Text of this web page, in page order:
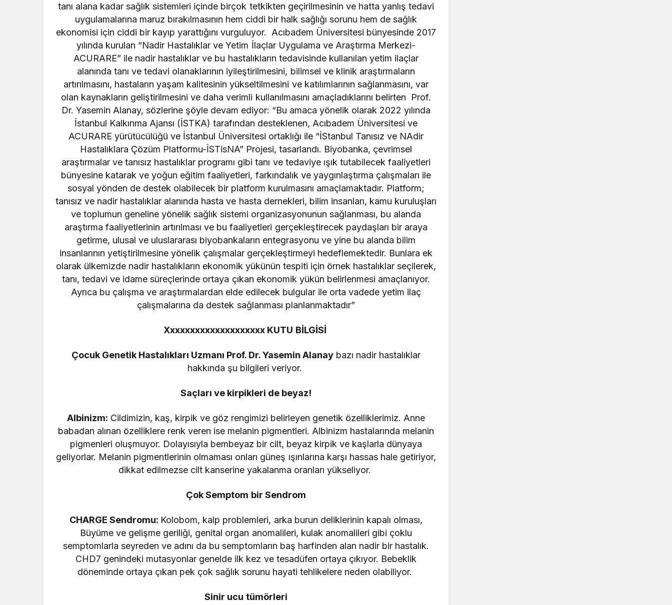
tanı alana kadar sağlık sistemleri içinde birçok tetkikten geçirilmesinin ve hatta yanlış tedavi
uygulamalarına maruz bırakılmasının hem ciddi bir halk sağlığı sorunu hem de sağlık
ekonomisi için ciddi bir kayıp yarattığını vurguluyor. Acıbadem Üniversitesi bünyesinde 2017
yılında kurulan “Nadir Hastalıklar ve Yetim İlaçlar Uygulama ve Araştırma Merkezi-
ACURARE” ile nadir hastalıklar ve bu hastalıkların tedavisinde kullanılan yetim ilaçlar
alanında tanı ve tedavi olanaklarının iyileştirilmesini, bilimsel ve klinik araştırmaların
artırılmasını, hastaların yaşam kalitesinin yükseltilmesini ve katılımlarının sağlanmasını, var
olan kaynakların geliştirilmesini ve daha verimli kullanılmasını amaçladıklarını belirten Prof.
Dr. Yasemin Alanay, sözlerine şöyle devam ediyor: “Bu amaca yönelik olarak 2022 yılında
İstanbul Kalkınma Ajansı (İSTKA) tarafından desteklenen, Acıbadem Üniversitesi ve
ACURARE yürütücülüğü ve İstanbul Üniversitesi ortaklığı ile “İStanbul Tanısız ve NAdir
Hastalıklara Çözüm Platformu-İSTisNA” Projesi, tasarlandı. Biyobanka, çevrimsel
araştırmalar ve tanısız hastalıklar programı gibi tanı ve tedaviye ışık tutabilecek faaliyetleri
bünyesine katarak ve yoğun eğitim faaliyetleri, farkındalık ve yaygınlaştırma çalışmaları ile
sosyal yönden de destek olabilecek bir platform kurulmasını amaçlamaktadır. Platform;
tanısız ve nadir hastalıklar alanında hasta ve hasta dernekleri, bilim insanları, kamu kuruluşları
ve toplumun geneline yönelik sağlık sistemi organizasyonunun sağlanması, bu alanda
araştırma faaliyetlerinin artırılması ve bu faaliyetleri gerçekleştirecek paydaşları bir araya
getirme, ulusal ve uluslararası biyobankaların entegrasyonu ve yine bu alanda bilim
insanlarının yetiştirilmesine yönelik çalışmalar gerçekleştirmeyi hedeflemektedir. Bunlara ek
olarak ülkemizde nadir hastalıkların ekonomik yükünün tespiti için örnek hastalıklar seçilerek,
tanı, tedavi ve idame süreçlerinde ortaya çıkan ekonomik yükün belirlenmesi amaçlanıyor.
Ayrıca bu çalışma ve araştırmalardan elde edilecek bulgular ile orta vadede yetim ilaç
çalışmalarına da destek sağlanması planlanmaktadır”
Xxxxxxxxxxxxxxxxxxxx KUTU BİLGİSİ
Çocuk Genetik Hastalıkları Uzmanı Prof. Dr. Yasemin Alanay bazı nadir hastalıklar
hakkında şu bilgileri veriyor.
Saçları ve kirpikleri de beyaz!
Albinizm: Cildimizin, kaş, kirpik ve göz rengimizi belirleyen genetik özelliklerimiz. Anne
babadan alınan özelliklere renk veren ise melanin pigmentleri. Albinizm hastalarında melanin
pigmenleri oluşmuyor. Dolayısıyla bembeyaz bir cilt, beyaz kirpik ve kaşlarla dünyaya
geliyorlar. Melanin pigmentlerinin olmaması onları güneş ışınlarına karşı hassas hale getiriyor,
dikkat edilmezse cilt kanserine yakalanma oranları yükseliyor.
Çok Semptom bir Sendrom
CHARGE Sendromu: Kolobom, kalp problemleri, arka burun deliklerinin kapalı olması,
Büyüme ve gelişme geriliği, genital organ anomalileri, kulak anomalileri gibi çoklu
semptomlarla seyreden ve adını da bu semptomların baş harfinden alan nadir bir hastalık.
CHD7 genindeki mutasyonlar genelde ilk kez ve tesadüfen ortaya çıkıyor. Bebeklik
döneminde ortaya çıkan pek çok sağlık sorunu hayati tehlikelere neden olabiliyor.
Sinir ucu tümörleri